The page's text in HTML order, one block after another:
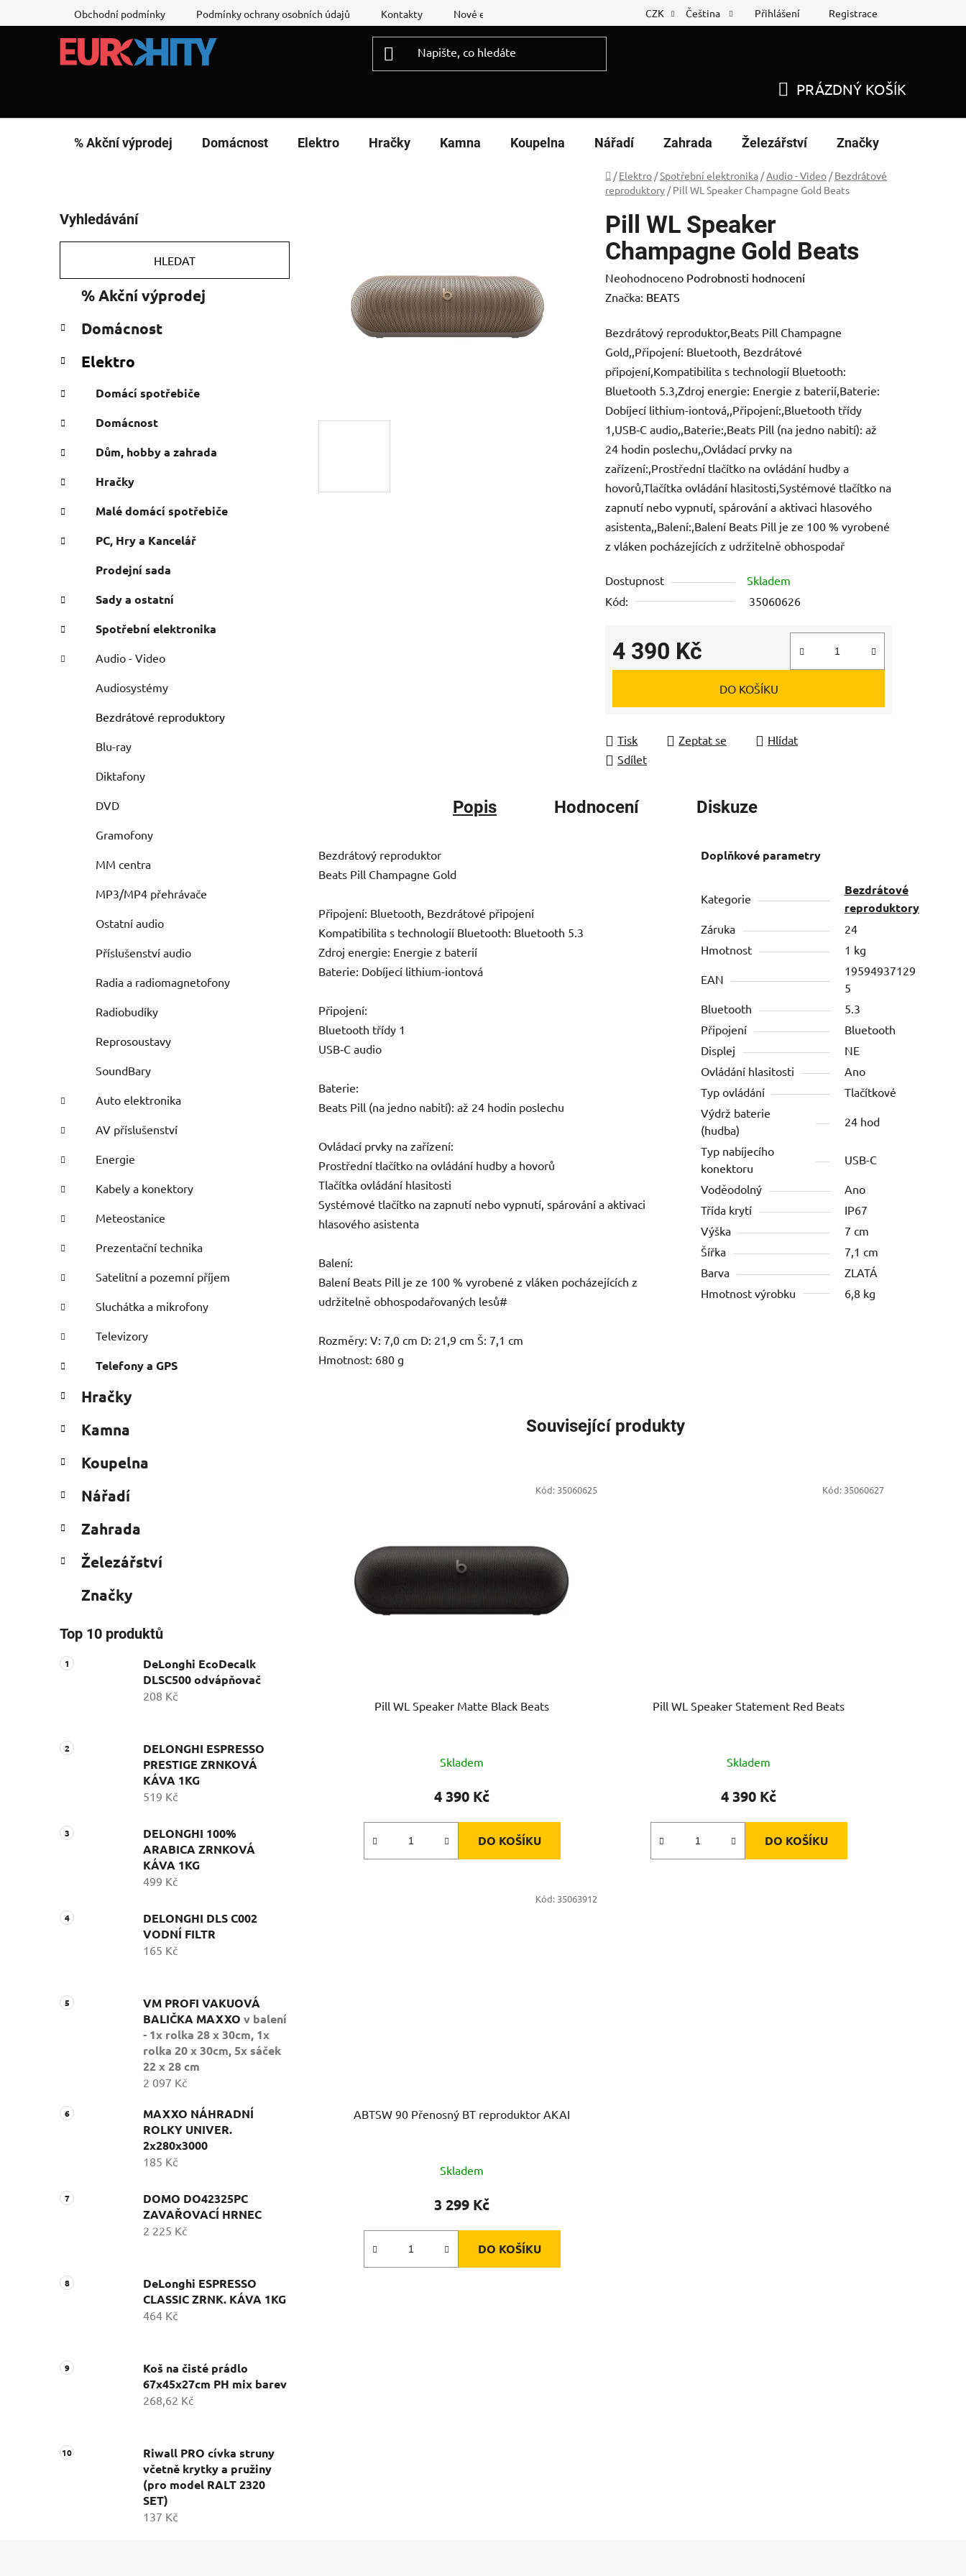
na
Obchodní podmínky Podmínky ochrany osobních údajů Kontakty Nové energetické štítky Reklamační list Nákup na splátky
CZK Čeština Přihlášení Registrace
KOŠÍK
PRÁZDNÝ KOŠÍK
% Akční výprodej Domácnost Elektro Hračky Kamna Koupelna Nářadí Zahrada Železářství Značky
Domů
/ Elektro /Spotřební elektronika / Audio - Video / Bezdrátové
reproduktory / Pill WL Speaker Champagne Gold Beats
o
s
r
n
í
a
e
l
Vyhledávání
HLEDAT
kategorie
e
o
i
% Akční výprodej
Domácnost
Elektro
Domácí spotřebiče
Domácnost
Dům, hobby a zahrada
Hračky
Malé domácí spotřebiče
PC, Hry a Kancelář
Prodejní sada
Sady a ostatní
Spotřební elektronika
Audio - Video
Audiosystémy
Bezdrátové reproduktory
Blu-ray
Diktafony
DVD
Gramofony
MM centra
MP3/MP4 přehrávače
Ostatní audio
Příslušenství audio
Radia a radiomagnetofony
Radiobudíky
Reprosoustavy
SoundBary
Auto elektronika
AV příslušenství
Energie
Kabely a konektory
Meteostanice
Prezentační technika
Satelitní a pozemní příjem
Sluchátka a mikrofony
Televizory
Telefony a GPS
Hračky
Kamna
Koupelna
Nářadí
Zahrada
Železářství
Značky
Top 10 produktů
DeLonghi EcoDecalk
DLSC500 odvápňovač
208 Kč
DELONGHI ESPRESSO
PRESTIGE ZRNKOVÁ
KÁVA 1KG
519 Kč
DELONGHI 100%
ARABICA ZRNKOVÁ
KÁVA 1KG
499 Kč
DELONGHI DLS C002
VODNÍ FILTR
165 Kč
VM PROFI VAKUOVÁ
BALIČKA MAXXO v balení
- 1x rolka 28 x 30cm, 1x
rolka 20 x 30cm, 5x sáček
22 x 28 cm
2 097 Kč
MAXXO NÁHRADNÍ
ROLKY UNIVER.
2x280x3000
185 Kč
DOMO DO42325PC
ZAVAŘOVACÍ HRNEC
2 225 Kč
DeLonghi ESPRESSO
CLASSIC ZRNK. KÁVA 1KG
464 Kč
Koš na čisté prádlo
67x45x27cm PH mix barev
268,62 Kč
Riwall PRO cívka struny
včetně krytky a pružiny
(pro model RALT 2320
SET)
137 Kč
Pill WL Speaker
Champagne Gold Beats
Průměrné
hodnocení
je
0,0
z
5
hvězdiček.
Neohodnoceno Podrobnosti hodnocení
Značka: BEATS
Bezdrátový reproduktor,Beats Pill Champagne
Gold,,Připojení: Bluetooth, Bezdrátové
připojení,Kompatibilita s technologií Bluetooth:
Bluetooth 5.3,Zdroj energie: Energie z baterií,Baterie:
Dobíjecí lithium-iontová,,Připojení:,Bluetooth třídy
1,USB‑C audio,,Baterie:,Beats Pill (na jedno nabití): až
24 hodin poslechu,,Ovládací prvky na
zařízení:,Prostřední tlačítko na ovládání hudby a
hovorů,Tlačítka ovládání hlasitosti,Systémové tlačítko na
zapnutí nebo vypnutí, spárování a aktivaci hlasového
asistenta,,Balení:,Balení Beats Pill je ze 100 % vyrobené
z vláken pocházejících z udržitelně obhospodař
Dostupnost
Skladem
Kód:
35060626
4 390 Kč
Měrná cena:
DO KOŠÍKU
Tisk Zeptat se
Hlídat
Sdílet
Popis Hodnocení Diskuze
Bezdrátový reproduktor
Beats Pill Champagne Gold
Připojení: Bluetooth, Bezdrátové připojení
Kompatibilita s technologií Bluetooth: Bluetooth 5.3
Zdroj energie: Energie z baterií
Baterie: Dobíjecí lithium-iontová
Připojení:
Bluetooth třídy 1
USB‑C audio
Baterie:
Beats Pill (na jedno nabití): až 24 hodin poslechu
Ovládací prvky na zařízení:
Prostřední tlačítko na ovládání hudby a hovorů
Tlačítka ovládání hlasitosti
Systémové tlačítko na zapnutí nebo vypnutí, spárování a aktivaci
hlasového asistenta
Balení:
Balení Beats Pill je ze 100 % vyrobené z vláken pocházejících z
udržitelně obhospodařovaných lesů#
Rozměry: V: 7,0 cm D: 21,9 cm Š: 7,1 cm
Hmotnost: 680 g
Doplňkové parametry
Kategorie
Bezdrátové
reproduktory
Záruka
24
Hmotnost
1 kg
EAN
19594937129
5
Bluetooth
5.3
Připojení
Bluetooth
Displej
NE
Ovládání hlasitosti
Ano
Typ ovládání
Tlačítkové
Výdrž baterie
(hudba)
24 hod
Typ nabíjecího
konektoru
USB-C
Voděodolný
Ano
Třída krytí
IP67
Výška
7 cm
Šířka
7,1 cm
Barva
ZLATÁ
Hmotnost výrobku
6,8 kg
Související produkty
Pill WL Speaker Matte Black Beats
Skladem
4 390 Kč
DO KOŠÍKU
Kód: 35060625
Pill WL Speaker Statement Red Beats
Skladem
4 390 Kč
DO KOŠÍKU
Kód: 35060627
ABTSW 90 Přenosný BT reproduktor AKAI
Skladem
3 299 Kč
DO KOŠÍKU
Kód: 35063912